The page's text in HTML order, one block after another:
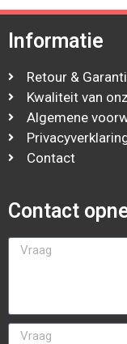
Informatie
Retour &
Kwaliteit van
Algemene
Contact
Contact